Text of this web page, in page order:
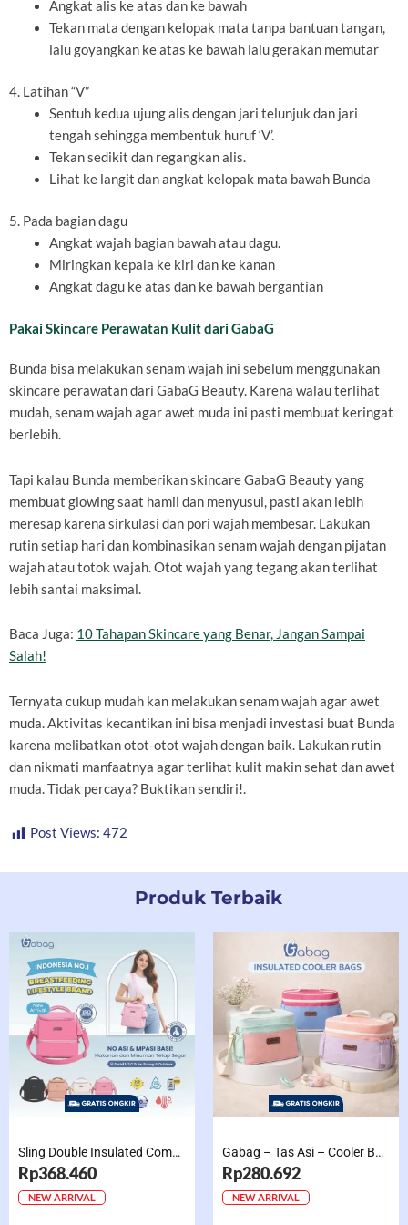
Angkat alis ke atas dan ke bawah
Tekan mata dengan kelopak mata tanpa bantuan tangan,
lalu goyangkan ke atas ke bawah lalu gerakan memutar
4. Latihan “V”
Sentuh kedua ujung alis dengan jari telunjuk dan jari
tengah sehingga membentuk huruf ‘V’.
Tekan sedikit dan regangkan alis.
Lihat ke langit dan angkat kelopak mata bawah Bunda
5. Pada bagian dagu
Angkat wajah bagian bawah atau dagu.
Miringkan kepala ke kiri dan ke kanan
Angkat dagu ke atas dan ke bawah bergantian
Pakai Skincare Perawatan Kulit dari GabaG
Bunda bisa melakukan senam wajah ini sebelum menggunakan
skincare perawatan dari GabaG Beauty. Karena walau terlihat
mudah, senam wajah agar awet muda ini pasti membuat keringat
berlebih.
Tapi kalau Bunda memberikan skincare GabaG Beauty yang
membuat glowing saat hamil dan menyusui, pasti akan lebih
meresap karena sirkulasi dan pori wajah membesar. Lakukan
rutin setiap hari dan kombinasikan senam wajah dengan pijatan
wajah atau totok wajah. Otot wajah yang tegang akan terlihat
lebih santai maksimal.
Baca Juga: 10 Tahapan Skincare yang Benar, Jangan Sampai
Salah!
Ternyata cukup mudah kan melakukan senam wajah agar awet
muda. Aktivitas kecantikan ini bisa menjadi investasi buat Bunda
karena melibatkan otot-otot wajah dengan baik. Lakukan rutin
dan nikmati manfaatnya agar terlihat kulit makin sehat dan awet
muda. Tidak percaya? Buktikan sendiri!.
Post Views: 472
Produk Terbaik
Sling Double Insulated Compartment Cappucino Black, Creamy, Salem, Chocolate
Rp368.460
NEW ARRIVAL
Gabag – Tas Asi – Cooler Bag Sling Single Compartment Mint Grape Bubble
Rp280.692
NEW ARRIVAL